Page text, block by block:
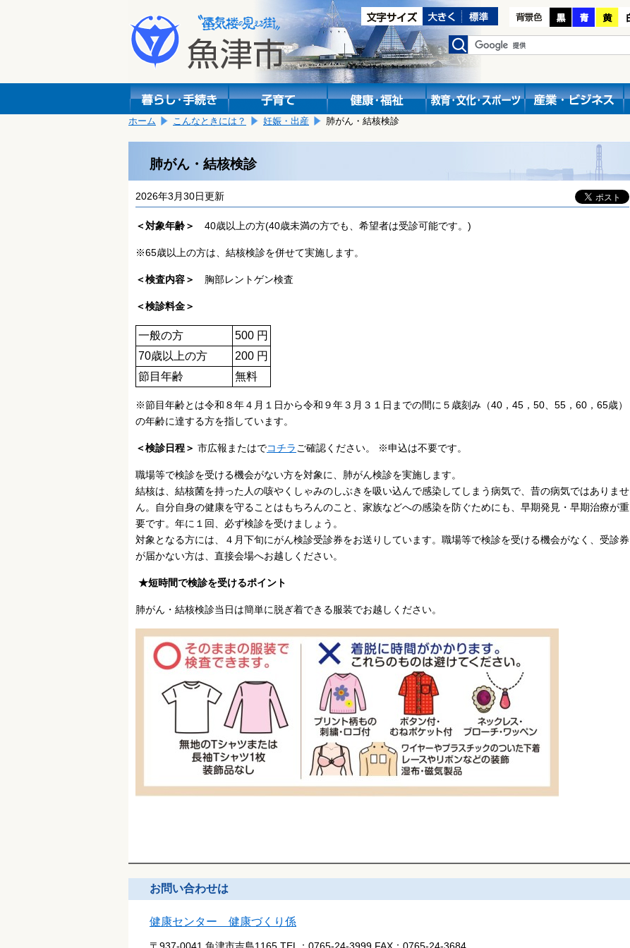
し
ホーム こんなときには？ 妊娠・出産 肺がん・結核検診
肺がん・結核検診
2026年3月30日更新
＜対象年齢＞ 40歳以上の方(40歳未満の方でも、希望者は受診可能です。)
※65歳以上の方は、結核検診を併せて実施します。
＜検査内容＞ 胸部レントゲン検査
＜検診料金＞
一般の方
500 円
70歳以上の方
200 円
節目年齢
無料
※節目年齢とは令和８年４月１日から令和９年３月３１日までの間に５歳刻み（40，45，50、55，60，65歳）
の年齢に達する方を指しています。
＜検診日程＞ 市広報またはでコチラご確認ください。 ※申込は不要です。
職場等で検診を受ける機会がない方を対象に、肺がん検診を実施します。
結核は、結核菌を持った人の咳やくしゃみのしぶきを吸い込んで感染してしまう病気で、昔の病気ではありませ
ん。自分自身の健康を守ることはもちろんのこと、家族などへの感染を防ぐためにも、早期発見・早期治療が重
要です。年に１回、必ず検診を受けましょう。
対象となる方には、４月下旬にがん検診受診券をお送りしています。職場等で検診を受ける機会がなく、受診券
が届かない方は、直接会場へお越しください。
★短時間で検診を受けるポイント
肺がん・結核検診当日は簡単に脱ぎ着できる服装でお越しください。
お問い合わせは
健康センター 健康づくり係